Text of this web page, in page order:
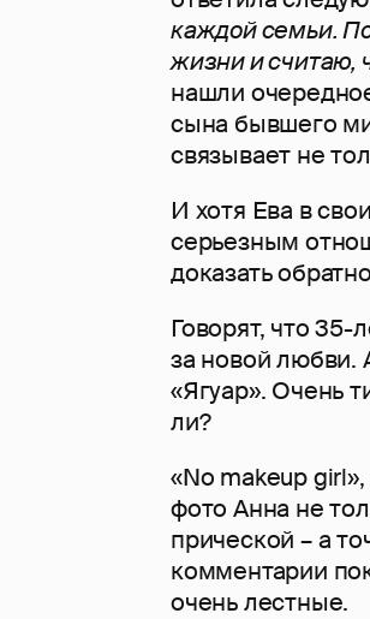
каждой семьи.
жизни и считаю,
нашли
сына бывшего
связывает не
И хотя Ева в
серьезным
доказать
Говорят, что
за новой любви.
«Ягуар». Очень
ли?
«No makeup
фото Анна не
прической – а
комментарии
очень лестные.